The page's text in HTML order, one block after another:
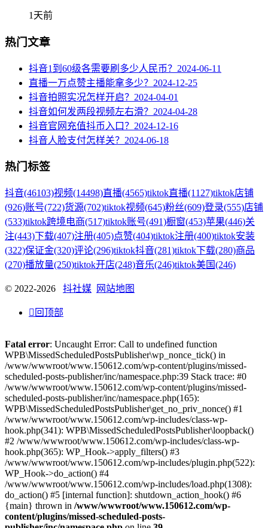
1天前
热门文章
抖音1到60级各需要刷多少人民币？ 2024-06-11
直播一万点赞主播能拿多少？ 2024-12-25
抖音拍照实况怎样开启？ 2024-04-01
抖音如何发两段视频左右滑？ 2024-04-28
抖音官网充值抖币入口？ 2024-12-16
抖音人脸支付怎样关？ 2024-06-18
热门标签
抖音(46103)视频(14498)直播(4565)tiktok直播(1127)tiktok店铺
(926)账号(722)货源(702)tiktok视频(645)粉丝(609)登录(555)店铺
(533)tiktok跨境电商(517)tiktok账号(491)橱窗(453)苹果(446)关
注(443)下载(407)注册(405)点赞(404)tiktok注册(400)tiktok安装
(322)保证金(320)评论(296)tiktok抖音(281)tiktok下载(280)商品
(270)播放量(250)tiktok开店(248)音乐(246)tiktok美国(246)
© 2022-2026 抖社媒 网站地图
 回顶部
Fatal error: Uncaught Error: Call to undefined function
WPB\MissedScheduledPostsPublisher\wp_nonce_tick() in
/www/wwwroot/www.150612.com/wp-content/plugins/missed-
scheduled-posts-publisher/inc/namespace.php:39 Stack trace: #0
/www/wwwroot/www.150612.com/wp-content/plugins/missed-
scheduled-posts-publisher/inc/namespace.php(165):
WPB\MissedScheduledPostsPublisher\get_no_priv_nonce() #1
/www/wwwroot/www.150612.com/wp-includes/class-wp-
hook.php(341): WPB\MissedScheduledPostsPublisher\loopback()
#2 /www/wwwroot/www.150612.com/wp-includes/class-wp-
hook.php(365): WP_Hook->apply_filters() #3
/www/wwwroot/www.150612.com/wp-includes/plugin.php(522):
WP_Hook->do_action() #4
/www/wwwroot/www.150612.com/wp-includes/load.php(1308):
do_action() #5 [internal function]: shutdown_action_hook() #6
{main} thrown in /www/wwwroot/www.150612.com/wp-
content/plugins/missed-scheduled-posts-